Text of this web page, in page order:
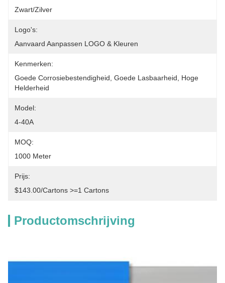
Zwart/zilver
Logo's:
Aanvaard Aanpassen LOGO & Kleuren
Kenmerken:
Goede Corrosiebestendigheid, Goede Lasbaarheid, Hoge
Helderheid
Model:
4-40A
MOQ:
1000 Meter
Prijs:
$143.00/cartons >=1 Cartons
Productomschrijving